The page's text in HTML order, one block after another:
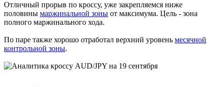
Отличный прорыв по кроссу, уже закрепляемся ниже
половины маржинальной зоны от максимума. Цель - зона
полного маржинального хода.
По паре также хорошо отработал верхний уровень месячной
контрольной зоны.